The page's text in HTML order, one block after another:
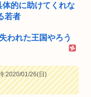
体的に助けてくれな
若者
われた王国やろう
:2020/01/26(日)